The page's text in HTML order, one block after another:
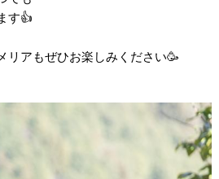
す👍
リアもぜひお楽しみください🥳